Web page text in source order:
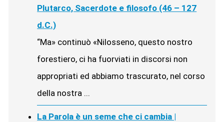
Plutarco, Sacerdote e filosofo (46 – 127
d.C.)
“Ma» continuò «Nilosseno, questo nostro
forestiero, ci ha fuorviati in discorsi non
appropriati ed abbiamo trascurato, nel corso
della nostra ...
La Parola è un seme che ci cambia |